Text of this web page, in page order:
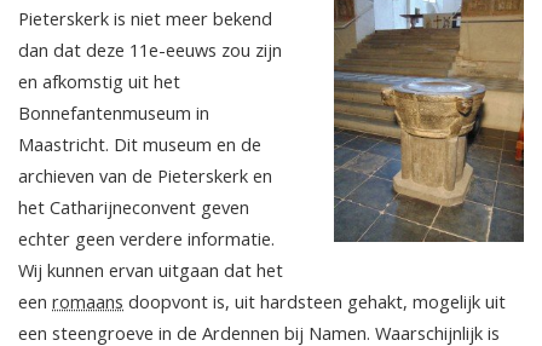
Pieterskerk is niet meer bekend
dan dat deze 11e-eeuws zou zijn
en afkomstig uit het
Bonnefantenmuseum in
Maastricht. Dit museum en de
archieven van de Pieterskerk en
het Catharijneconvent geven
echter geen verdere informatie.
Wij kunnen ervan uitgaan dat het
een romaans doopvont is, uit hardsteen gehakt, mogelijk uit
een steengroeve in de Ardennen bij Namen. Waarschijnlijk is